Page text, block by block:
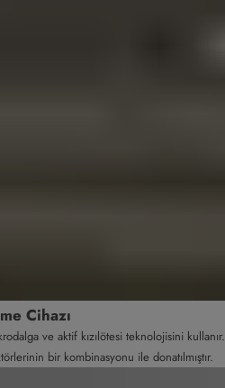
Cihazı
ve aktif kızılötesi teknolojisini kullanır.
bir kombinasyonu ile donatılmıştır.